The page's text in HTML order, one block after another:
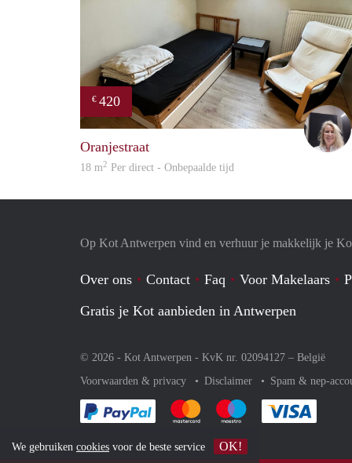
€ 420
Oranjestraat
18 m2 Per direct - Onbepaalde tijd
Op Kot Antwerpen vind en verhuur je makkelijk je
Over ons Contact Faq Voor Makelaars
Gratis je Kot aanbieden in Antwerpen
© 2026 - Kot Antwerpen - KvK nr. 02094127 – België
Voorwaarden & privacy
Disclaimer Spam & nep-
Je rekent gemakkelijk af met Paypal
Je rekent gemakkelijk af met
Je rekent gemakkelijk
We gebruiken cookies voor de beste service OK!